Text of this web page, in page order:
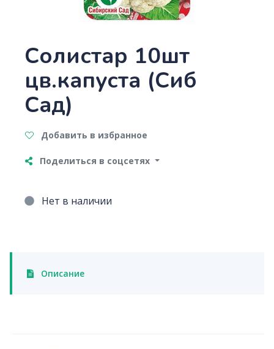
Солистар 10шт
цв.капуста (Сиб
Сад)
Добавить в избранное
Поделиться в соцсетях
Нет в наличии
Описание